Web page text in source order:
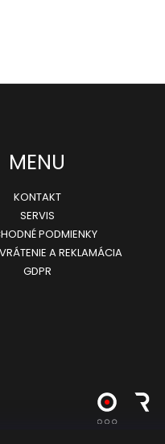
MENU
KONTAKT
SERVIS
PODMIENKY
A REKLAMÁCIA
GDPR